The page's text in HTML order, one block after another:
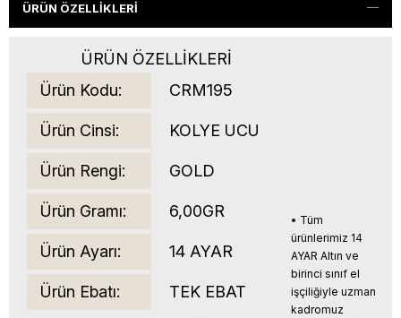
ÜRÜN ÖZELLIKLERI
ÜRÜN ÖZELLİKLERİ
Ürün Kodu:
CRM195
Ürün Cinsi: KOLYE UCU
Ürün Rengi: GOLD
Ürün Gramı: 6,00GR
Ürün Ayarı: 14 AYAR
Ürün Ebatı: TEK EBAT
• Tüm
ürünlerimiz 14
AYAR Altın ve
birinci sınıf el
işçiliğiyle uzman
kadromuz